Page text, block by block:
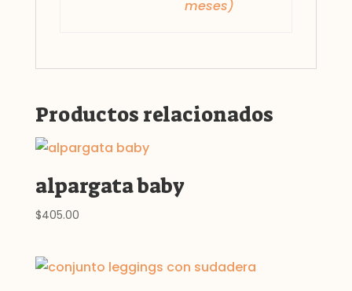
meses)
Productos relacionados
alpargata baby
$405.00